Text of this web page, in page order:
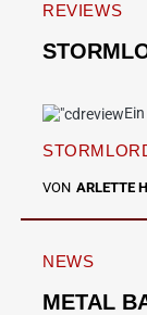
REVIEWS
VON ARLETTE
NEWS
METAL